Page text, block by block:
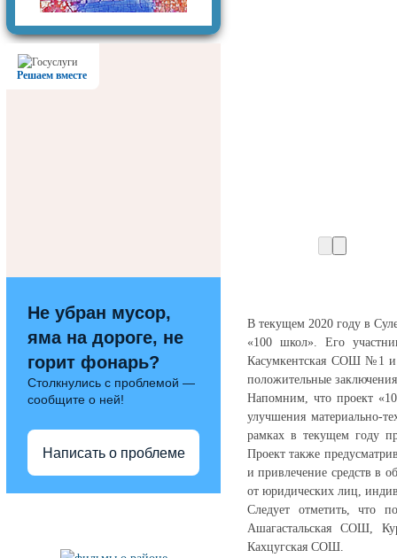
Решаем вместе
Не убран мусор,
яма на дороге, не
горит фонарь?
Столкнулись с проблемой —
сообщите о ней!
Написать о проблеме
В текущем 2020 году в
«100 школ». Его
Касумкентская СОШ №1 и
положительные
Напомним, что проект
улучшения материально-
рамках в текущем году
Проект также
и привлечение средств в
от юридических лиц,
Следует отметить, что
Ашагастальская СОШ,
Кахцугская СОШ.